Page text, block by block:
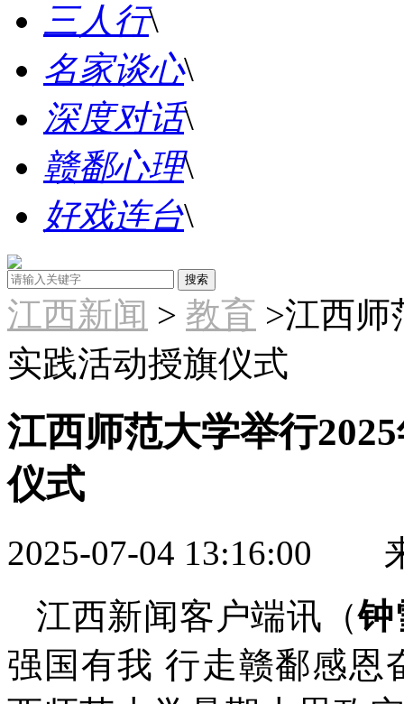
三人行\
名家谈心\
深度对话\
赣鄱心理\
好戏连台\
江西新闻 > 教育 >江西师
实践活动授旗仪式
江西师范大学举行
仪式
2025-07-04 13:16:00
来
江西新闻客户端讯（钟
强国有我 行走赣鄱感